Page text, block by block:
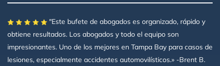
"Este bufete de abogados es organizado, rápido y
obtiene resultados. Los abogados y todo el equipo son
impresionantes. Uno de los mejores en Tampa Bay para casos de
lesiones, especialmente accidentes automovilísticos.» -Brent B.